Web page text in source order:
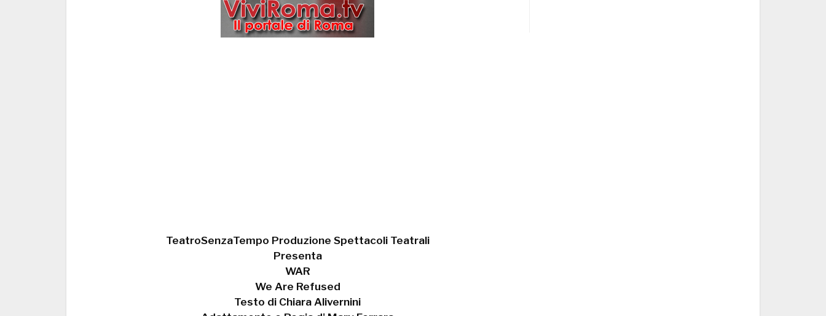
TeatroSenzaTempo Produzione Spettacoli Teatrali
Presenta
WAR
We Are Refused
Testo di Chiara Alivernini